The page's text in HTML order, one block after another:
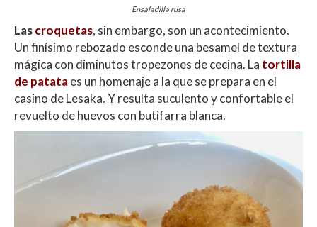
Ensaladilla rusa
Lascroquetas, sin embargo, son un acontecimiento.
Un finísimo rebozado esconde una besamel de textura
mágica con diminutos tropezones de cecina. La tortilla
de patataes un homenaje a la que se prepara en el
casino de Lesaka. Y resulta suculento y confortable el
revuelto de huevos con butifarra blanca.